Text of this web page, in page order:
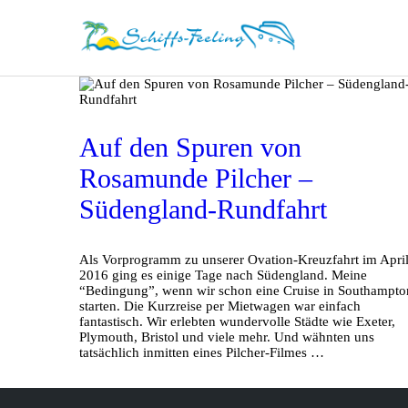
Auf den Spuren von
Rosamunde Pilcher –
Südengland-Rundfahrt
Als Vorprogramm zu unserer Ovation-Kreuzfahrt im April
2016 ging es einige Tage nach Südengland. Meine
“Bedingung”, wenn wir schon eine Cruise in
starten. Die Kurzreise per Mietwagen war einfach
fantastisch. Wir erlebten wundervolle Städte wie Exeter,
Plymouth, Bristol und viele mehr. Und wähnten uns
tatsächlich inmitten eines Pilcher-Filmes …